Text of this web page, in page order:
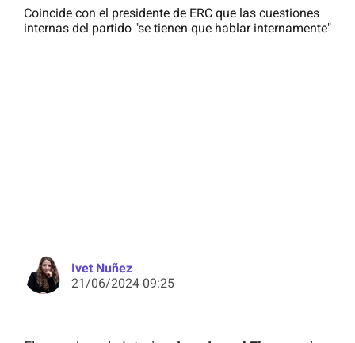
Coincide con el presidente de ERC que las cuestiones
internas del partido "se tienen que hablar internamente"
Ivet Nuñez
21/06/2024 09:25